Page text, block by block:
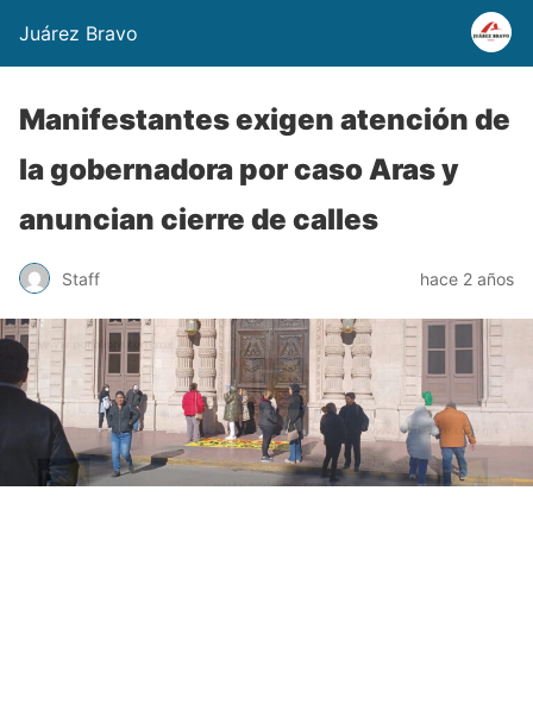
Juárez Bravo
Manifestantes exigen atención de
la gobernadora por caso Aras y
anuncian cierre de calles
Staff hace 2 años